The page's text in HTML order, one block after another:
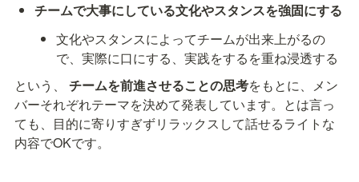
チームで大事にしている文化やスタンスを強固にする
文化やスタンスによってチームが出来上がるの
で、実際に口にする、実践をするを重ね浸透する
という、
チームを前進させることの思考をもとに、メン
バーそれぞれテーマを決めて発表しています。とは言っ
ても、目的に寄りすぎずリラックスして話せるライトな
内容でOKです。